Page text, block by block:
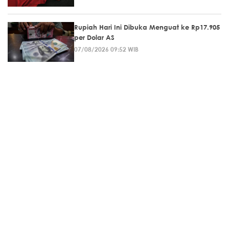
Rupiah Hari Ini Dibuka Menguat ke Rp17.905
per Dolar AS
07/08/2026 09:52 WIB